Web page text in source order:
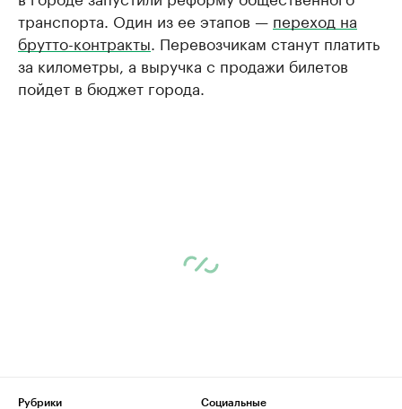
транспорта. Один из ее этапов — переход на
брутто-контракты . Перевозчикам станут платить
за километры, а выручка с продажи билетов
пойдет в бюджет города.
Рубрики
Социальные